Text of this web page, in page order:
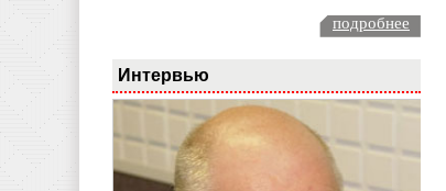
подробнее
Интервью